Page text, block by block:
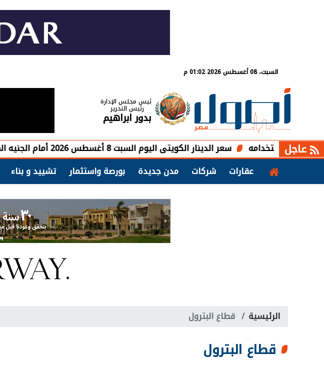
السبت، 08 أغسطس 2026 01:02 م
رئيس مجلس الإدارة
رئيس التحرير
بدور ابراهيم
عاجل سعر الدينار الكويتى اليوم السبت 8 أغسطس 2026 أمام الجنيه المصرى
عقارات
شركات مدن جديدة بورصة واستثمار تشييد و بناء
الرئيسية قطاع البترول
قطاع البترول